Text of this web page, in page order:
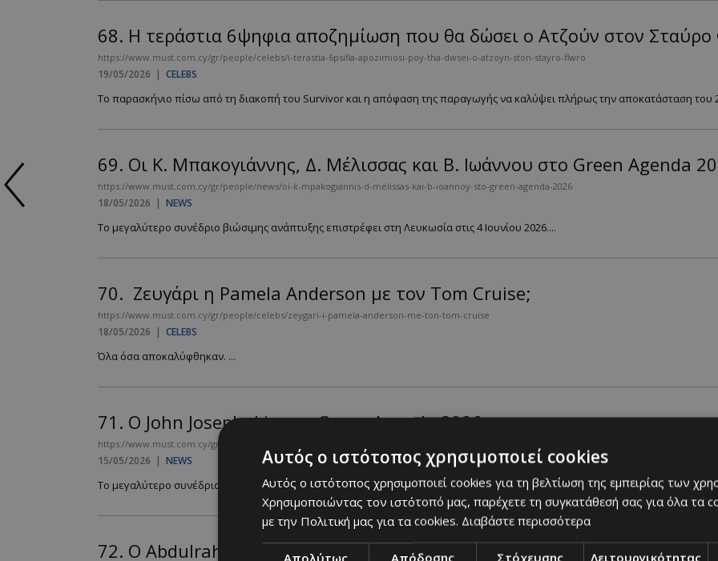
68. Η τεράστια 6ψηφια αποζημίωση που θα δώσει ο Ατζούν στον
https://www.must.com.cy/gr/people/celebs/i-terastia-6psifia-apozimiosi-poy-tha-dwsei-o-atzoyn-ston-stayro-flwro
19/05/2026 | CELEBS
Το παρασκήνιο πίσω από τη διακοπή του Survivor και η απόφαση της παραγωγής να καλύψει πλήρως την αποκατάσταση του
69. Οι Κ. Μπακογιάννης, Δ. Μέλισσας και Β. Ιωάννου στο Green Agenda
https://www.must.com.cy/gr/people/news/oi-k-mpakogiannis-d-melissas-kai-b-ioannoy-sto-green-agenda-2026
18/05/2026 | NEWS
Το μεγαλύτερο συνέδριο βιώσιμης ανάπτυξης επιστρέφει στη Λευκωσία στις 4 Ιουνίου 2026....
70. Ζευγάρι η Pamela Anderson με τον Tom Cruise;
https://www.must.com.cy/gr/people/celebs/zeygari-i-pamela-anderson-me-ton-tom-cruise
18/05/2026 | CELEBS
Όλα όσα αποκαλύφθηκαν. ...
71. Ο John Josephakis στο Green Agenda 2026
https://www.must.com.cy/gr/people/news/o-john-josephakis-sto-green-agenda-2026
15/05/2026 | NEWS
Το μεγαλύτερο συνέδριο βιώσιμης ανάπτυξης επιστρέφει στη Λευκωσία στις 4 Ιουνίου 2026....
72. Ο Abdulrahman Al Baker στο Green Agenda 2026
Αυτός ο ιστότοπος χρησιμοποιεί cookies
Αυτός ο ιστότοπος χρησιμοποιεί cookies για τη βελτίωση της εμπειρίας των
Χρησιμοποιώντας τον ιστότοπό μας, παρέχετε τη συγκατάθεσή σας για όλα τα
με την Πολιτική μας για τα cookies. Διαβάστε περισσότερα
Απολύτως
Απόδοσης Στόχευσης Λειτουργικότητας